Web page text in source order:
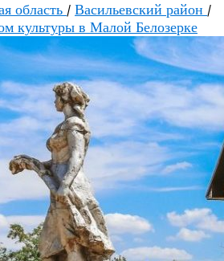
область / Васильевский район /
культуры в Малой Белозерке